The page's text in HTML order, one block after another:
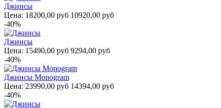
Джинсы
Цена: 18200,00 руб 10920,00 руб
-40%
Джинсы
Цена: 15490,00 руб 9294,00 руб
-40%
Джинсы Monogram
Цена: 23990,00 руб 14394,00 руб
-40%